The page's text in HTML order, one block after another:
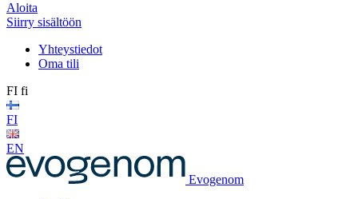
Aloita
Siirry sisältöön
Yhteystiedot
Oma tili
FI fi
FI
EN
Evogenom